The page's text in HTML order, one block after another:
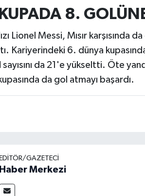
8.
Lionel Messi, Mısır karşısında
Kariyerindeki 6. dünya
da 21'e yükseltti. Öte
da gol atmayı başardı.
EDITÖR/GAZETECI
Haber Merkezi